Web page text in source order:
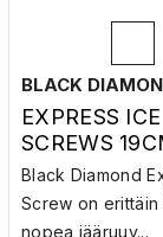
BLACK
EXPRESS ICE
SCREWS
JÄÄRUUVI
Black Diamond
Screw on
nopea jääruuv...